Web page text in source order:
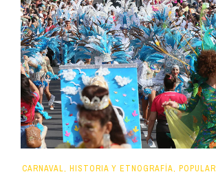
CARNAVAL, HISTORIA Y ETNOGRAFÍA, POPULAR